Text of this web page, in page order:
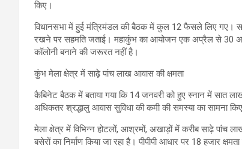
किए।
विधानसभा में हुई मंत्रिमंडल की बैठक में कुल 12 फैसले लिए गए।
रखने पर सहमति जताई। महाकुंभ का आयोजन एक अप्रैल से 30
कॉलोनी बनाने की जरूरत नहीं है।
कुंभ मेला क्षेत्र में साढ़े पांच लाख आवास की क्षमता
कैबिनेट बैठक में बताया गया कि 14 जनवरी को हुए स्नान में सात
अधिकतर श्रद्धालु आवास सुविधा की कमी की समस्या का सामना
मेला क्षेत्र में विभिन्न होटलों, आश्रमों, अखाड़ों में करीब साढ़े
बसेरों का निर्माण किया जा रहा है। पीपीपी आधार पर 18 हजार